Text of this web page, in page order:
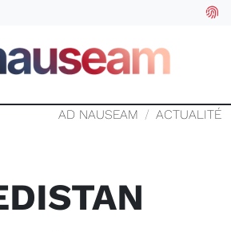
AD NAUSEAM ACTUALITÉ